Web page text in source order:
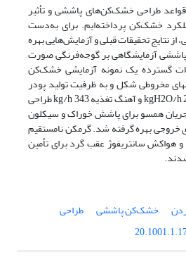
طراحی خشک‌کن‌های پاششی و تأثیر
خشک‌کن پرداخته‌ایم. برای به‌دست
از نتایج تحقیقات قبلی و آزمایش‌هایی بهره
آزمایشگاهی بر گوجه‌فرنگی صورت
گسترده یک نمونه آزمایشی خشک‌کن
مخروطی شکل و به ظرفیت تولید پودر
kg/h 50، ظرفیت تبخیر kgH2O/h 293 و آهنگ تغذیه kg/h 343 طراحی
جریان همسو برای پاشش خوراک و سیکلون
خروجی بهره گرفته شد. گرمکن نامستقیم
هواکش سانتریفوژ عقب گرد برای تأمین
خشک‌کن پاششی
طراحی